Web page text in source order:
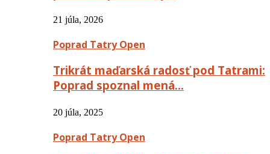
21 júla, 2026
Poprad Tatry Open
Trikrát maďarská radosť pod Tatrami:
Poprad spoznal mená…
20 júla, 2025
Poprad Tatry Open